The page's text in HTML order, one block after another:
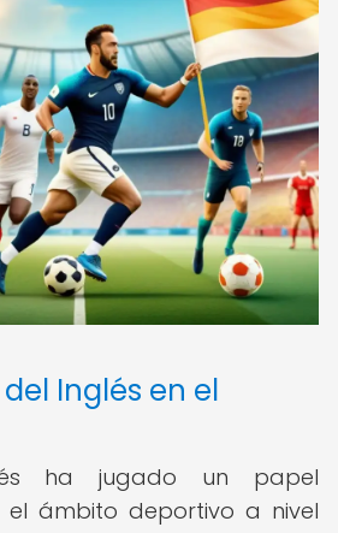
Inglés en el
ha jugado un papel
el ámbito deportivo a nivel